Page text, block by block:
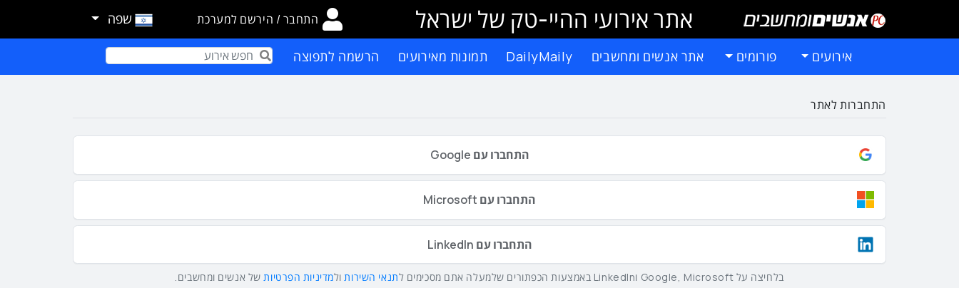
אתר אירועי ההיי-טק של ישראל התחבר / הירשם למערכת שפה
אירועים פורומים אתר אנשים ומחשבים DailyMaily תמונות מאירועים הרשמה לתפוצה Term
התחברות לאתר
התחברו עם Google
התחברו עם Microsoft
התחברו עם LinkedIn
בלחיצה על Google, Microsoft וLinkedIn באמצעות הכפתורים שלמעלה אתם מסכימים ל תנאי השירותולמדיניות הפרטיותשל אנשים ומחשבים.